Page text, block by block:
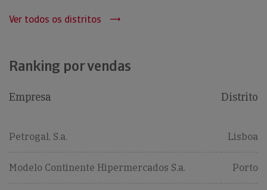
Ver todos os distritos
Ranking por vendas
Empresa Distrito
Petrogal, S.a. Lisboa
Modelo Continente Hipermercados S.a. Porto